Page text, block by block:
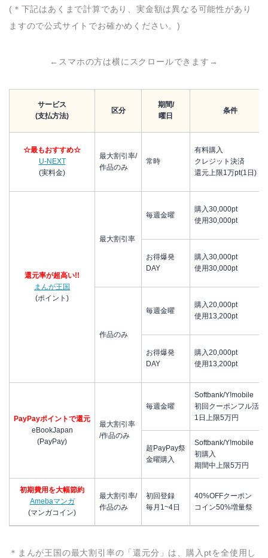
(＊下記はあくまで計算であり、実金額は異なる可能性があり
ますので公式サイトでお確かめください。)
←スマホの方は横にスクロールできます→
サービス
(支払方法)
区分
期間/
曜日
条件
☆最もおすすめ☆
U-NEXT
(実料金)
最大割引率/
作品のみ
常時
有料購入
クレジット決済
還元上限1万pt(1日)
還元率が超高い!!
まんが王国
(ポイント)
最大割引率
毎週金曜
購入30,000pt
使用30,000pt
お得爆発
DAY
購入30,000pt
使用30,000pt
作品のみ
毎週金曜
購入20,000pt
使用13,200pt
お得爆発
DAY
購入20,000pt
使用13,200pt
PayPayポイントで還元
eBookJapan
(PayPay)
最大割引率
/作品のみ
毎週金曜
Softbank/Y!mobile
初回クーポンフル活用
1日上限5万円
超PayPay祭
金曜購入
Softbank/Y!mobile
初購入
期間中上限5万円
初期費用を大幅節約
Amebaマンガ
(マンガコイン)
最大割引率/
作品のみ
初回登録
毎月1~4日
40%OFFクーポン
コイン50%増量祭
＊まんが王国の最大割引率の「還元分」は、購入ptを全使用し